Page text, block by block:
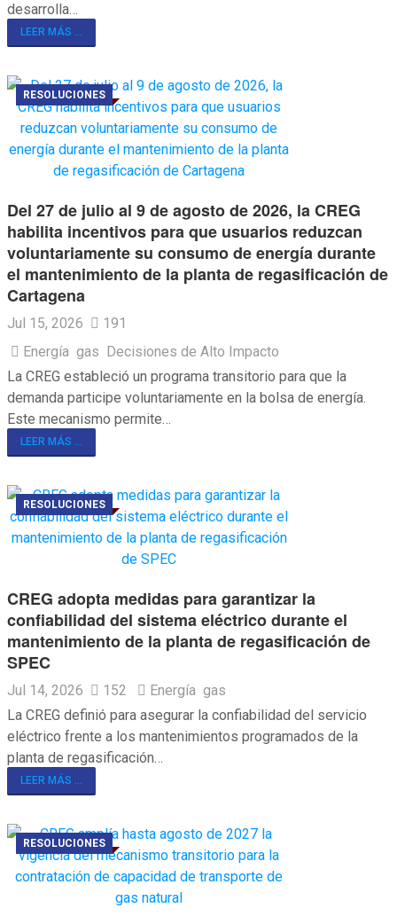
desarrolla…
LEER MÁS ...
RESOLUCIONES
Del 27 de julio al 9 de agosto de 2026, la CREG
habilita incentivos para que usuarios reduzcan
voluntariamente su consumo de energía durante
el mantenimiento de la planta de regasificación de
Cartagena
Jul 15, 2026
191
Energía gas Decisiones de Alto Impacto
La CREG estableció un programa transitorio para que la
demanda participe voluntariamente en la bolsa de energía.
Este mecanismo permite…
LEER MÁS ...
RESOLUCIONES
CREG adopta medidas para garantizar la
confiabilidad del sistema eléctrico durante el
mantenimiento de la planta de regasificación de
SPEC
Jul 14, 2026 152 Energía gas
La CREG definió para asegurar la confiabilidad del servicio
eléctrico frente a los mantenimientos programados de la
planta de regasificación…
LEER MÁS ...
RESOLUCIONES